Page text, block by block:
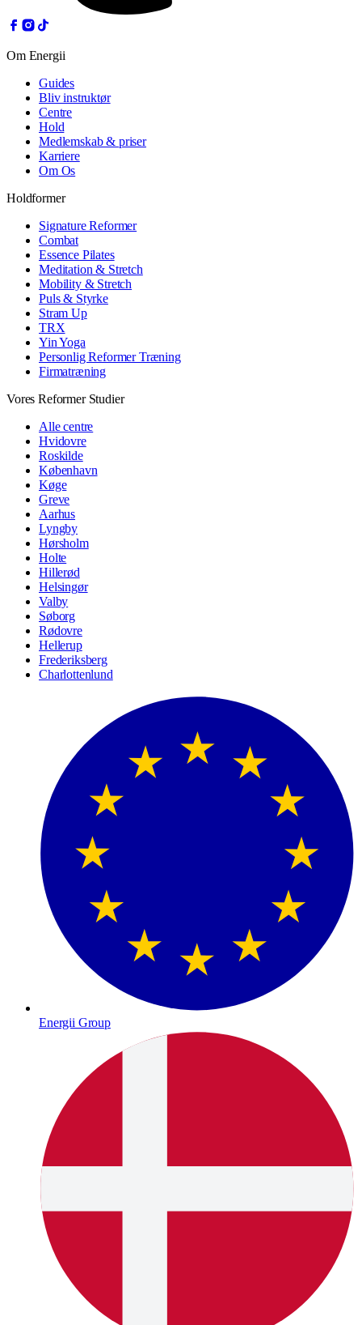
Om Energii
Guides
Bliv instruktør
Centre
Hold
Medlemskab & priser
Karriere
Om Os
Holdformer
Signature Reformer
Combat
Essence Pilates
Meditation & Stretch
Mobility & Stretch
Puls & Styrke
Stram Up
TRX
Yin Yoga
Personlig Reformer Træning
Firmatræning
Vores Reformer Studier
Alle centre
Hvidovre
Roskilde
København
Køge
Greve
Aarhus
Lyngby
Hørsholm
Holte
Hillerød
Helsingør
Valby
Søborg
Rødovre
Hellerup
Frederiksberg
Charlottenlund
Energii Group